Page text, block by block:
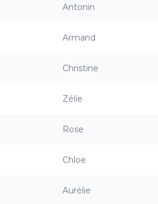
Antonin
Armand
Christine
Zélie
Rose
Chloe
Aurélie